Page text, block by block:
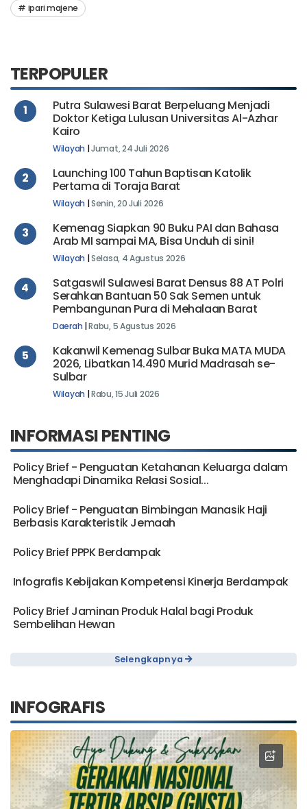
ipari majene
TERPOPULER
1
Putra Sulawesi Barat Berpeluang Menjadi
Doktor Ketiga Lulusan Universitas Al-Azhar
Kairo
Wilayah |Jumat, 24 Juli 2026
2
Launching 100 Tahun Baptisan Katolik
Pertama di Toraja Barat
Wilayah |Senin, 20 Juli 2026
3
Kemenag Siapkan 90 Buku PAI dan Bahasa
Arab MI sampai MA, Bisa Unduh di sini!
Wilayah |Selasa, 4 Agustus 2026
4
Satgaswil Sulawesi Barat Densus 88 AT Polri
Serahkan Bantuan 50 Sak Semen untuk
Pembangunan Pura di Mehalaan Barat
Daerah |Rabu, 5 Agustus 2026
5
Kakanwil Kemenag Sulbar Buka MATA MUDA
2026, Libatkan 14.490 Murid Madrasah se-
Sulbar
Wilayah |Rabu, 15 Juli 2026
INFORMASI PENTING
Policy Brief - Penguatan Ketahanan Keluarga dalam
Menghadapi Dinamika Relasi Sosial...
Policy Brief - Penguatan Bimbingan Manasik Haji
Berbasis Karakteristik Jemaah
Policy Brief PPPK Berdampak
Infografis Kebijakan Kompetensi Kinerja Berdampak
Policy Brief Jaminan Produk Halal bagi Produk
Sembelihan Hewan
Selengkapnya
INFOGRAFIS